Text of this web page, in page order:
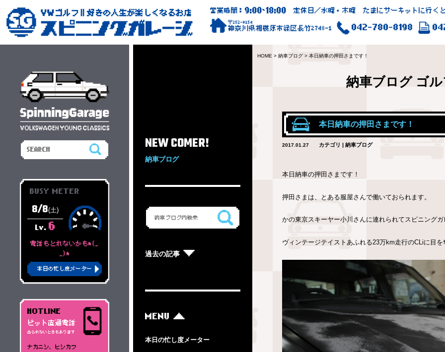
営業時間：9:00~18:00 定休日／水曜・木曜 たまにサーキットに行く
〒252-0154
神奈川県相模原市緑区長竹2748-1 042-780-8198
NEW COMER!
納車ブログ
過去の記事
MENU
本日の忙し度メーター
HOME > 納車ブログ > 本日納車の押田さまです！
納車ブログ ゴ
本日納車の押田さまです！
2017.01.27 カテゴリ | 納車ブログ
本日納車の押田さまです！
押田さまは、とある服屋さんで働いておられます。
かの東京スキーヤー小川さんに連れられてスピニング
ヴィンテージテイストあふれる23万km走行のCLiに目
BUSY METER
8/8(土)
Lv. 6
電話もとれないかもm(_
_)m
本日の忙し度メーター
HOTLINE
ピット直通電話
出られないときもあります
ナカニシ、ヒシカワ